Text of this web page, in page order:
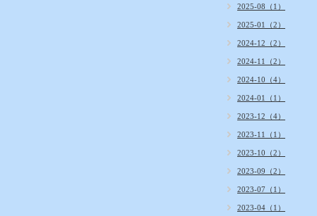
2025-08（1）
2025-01（2）
2024-12（2）
2024-11（2）
2024-10（4）
2024-01（1）
2023-12（4）
2023-11（1）
2023-10（2）
2023-09（2）
2023-07（1）
2023-04（1）